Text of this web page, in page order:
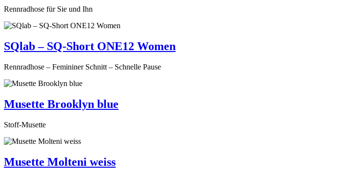
Rennradhose für Sie und Ihn
SQlab – SQ-Short ONE12 Women
Rennradhose – Femininer Schnitt – Schnelle Pause
Musette Brooklyn blue
Stoff-Musette
Musette Molteni weiss